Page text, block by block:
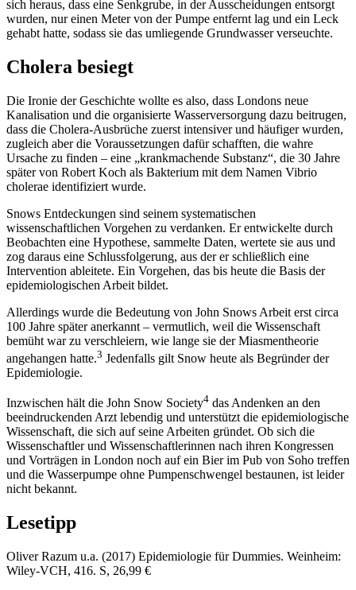
sich heraus, dass eine Senkgrube, in der Ausscheidungen entsorgt
wurden, nur einen Meter von der Pumpe entfernt lag und ein Leck
gehabt hatte, sodass sie das umliegende Grundwasser verseuchte.
Cholera besiegt
Die Ironie der Geschichte wollte es also, dass Londons neue
Kanalisation und die organisierte Wasserversorgung dazu beitrugen,
dass die Cholera-Ausbrüche zuerst intensiver und häufiger wurden,
zugleich aber die Voraussetzungen dafür schafften, die wahre
Ursache zu finden – eine „krankmachende Substanz“, die 30 Jahre
später von Robert Koch als Bakterium mit dem Namen Vibrio
cholerae identifiziert wurde.
Snows Entdeckungen sind seinem systematischen
wissenschaftlichen Vorgehen zu verdanken. Er entwickelte durch
Beobachten eine Hypothese, sammelte Daten, wertete sie aus und
zog daraus eine Schlussfolgerung, aus der er schließlich eine
Intervention ableitete. Ein Vorgehen, das bis heute die Basis der
epidemiologischen Arbeit bildet.
Allerdings wurde die Bedeutung von John Snows Arbeit erst circa
100 Jahre später anerkannt – vermutlich, weil die Wissenschaft
bemüht war zu verschleiern, wie lange sie der Miasmentheorie
angehangen hatte.3 Jedenfalls gilt Snow heute als Begründer der
Epidemiologie.
Inzwischen hält die John Snow Society4 das Andenken an den
beeindruckenden Arzt lebendig und unterstützt die epidemiologische
Wissenschaft, die sich auf seine Arbeiten gründet. Ob sich die
Wissenschaftler und Wissenschaftlerinnen nach ihren Kongressen
und Vorträgen in London noch auf ein Bier im Pub von Soho treffen
und die Wasserpumpe ohne Pumpenschwengel bestaunen, ist leider
nicht bekannt.
Lesetipp
Oliver Razum u.a. (2017) Epidemiologie für Dummies. Weinheim:
Wiley-VCH, 416. S, 26,99 €